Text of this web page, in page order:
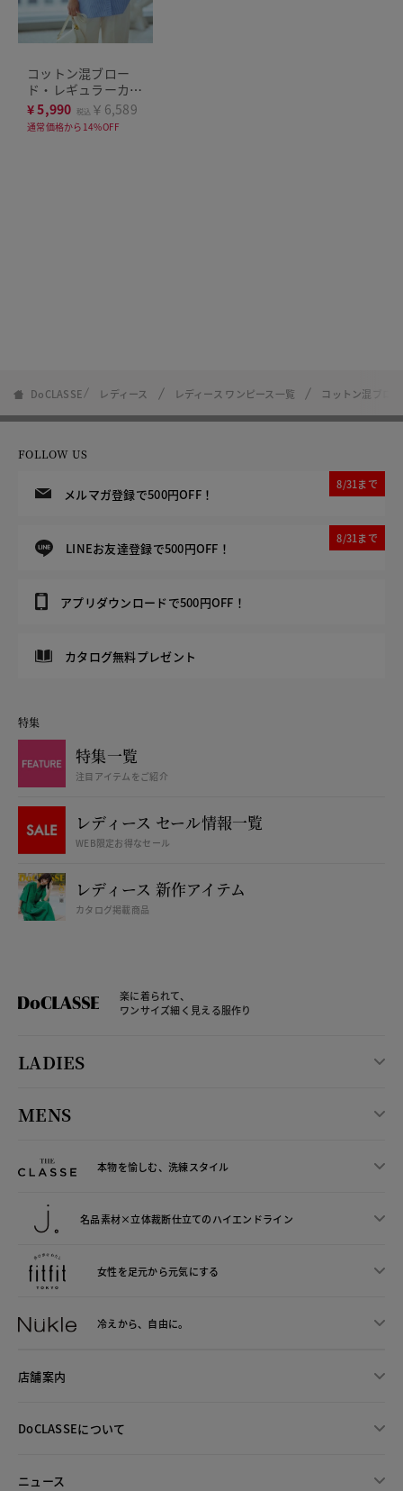
コットン混ブロー
ド・レギュラーカラ
ーシャツ
¥5,990 税込 ￥6,589
通常価格から14%OFF
DoCLASSE レディース レディース ワンピース一覧 コットン混ブロ
FOLLOW US
メルマガ登録で500円OFF！
8/31まで
LINEお友達登録で500円OFF！
8/31まで
アプリダウンロードで500円OFF！
カタログ無料プレゼント
特集
特集一覧
注目アイテムをご紹介
レディース セール情報一覧
WEB限定お得なセール
レディース 新作アイテム
カタログ掲載商品
楽に着られて、
ワンサイズ細く見える服作り
LADIES
MENS
本物を愉しむ、洗練スタイル
名品素材×立体裁断仕立てのハイエンドライン
女性を足元から元気にする
冷えから、 自由に。
店舗案内
DoCLASSEについて
ニュース